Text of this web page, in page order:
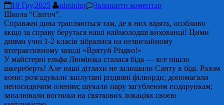
19 Гру,2025 adminhq
Залишити коментар
Школа “Світоч”.
Справжні дива трапляються там, де в них вірять, особливо
якщо за справу беруться наші наймолодші вихованці! Цими
днями учні 1-2 класів зібралися на незвичайному
інтерактивному заході «Врятуй Різдво!»
У майстерні ельфа Люмініка сталася біда — все пішло
шкереберть! Але наші дітлахи не залишили Санту в біді. Разом
вони: розгадували заплутані різдвяні філворди; допомагали
непосидючим оленям; шукали пару загубленим подарункам;
запалювали вогники на святкових локаціях своєю